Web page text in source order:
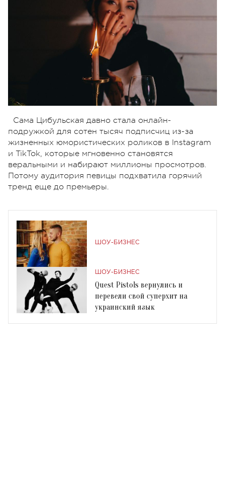
Сама Цибульская давно стала онлайн-
подружкой для сотен тысяч подписчиц из-за
жизненных юмористических роликов в Instagram
и TikTok, которые мгновенно становятся
веральными и набирают миллионы просмотров.
Потому аудитория певицы подхватила горячий
тренд еще до премьеры.
ШОУ-БИЗНЕС
ШОУ-БИЗНЕС
Quest Pistols вернулись и
перевели свой суперхит на
украинский язык